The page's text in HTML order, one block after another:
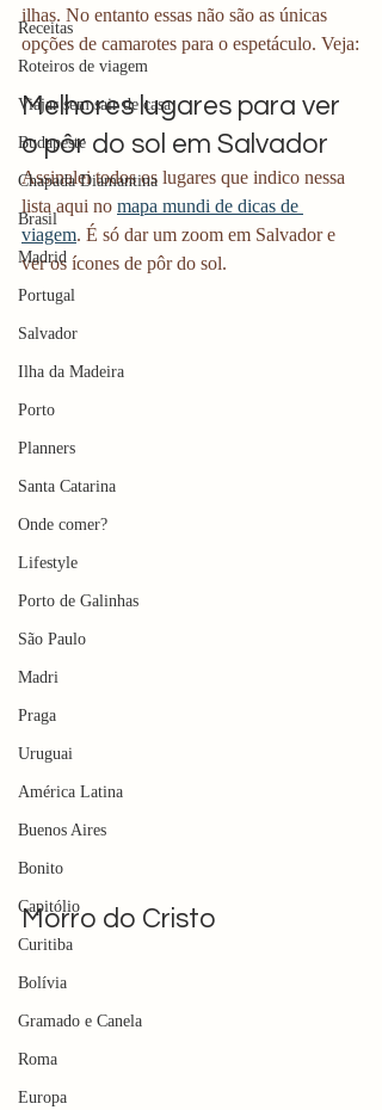
Receitas
Roteiros de viagem
Viajar sem sair de casa
Budapeste
Chapada Diamantina
Brasil
Madrid
Portugal
Salvador
Ilha da Madeira
Porto
Planners
Santa Catarina
Onde comer?
Lifestyle
Porto de Galinhas
São Paulo
Madri
Praga
Uruguai
América Latina
Buenos Aires
Bonito
Capitólio
Curitiba
Bolívia
Gramado e Canela
Roma
Europa
ilhas. No entanto essas não são as únicas
opções de camarotes para o espetáculo. Veja:
Melhores lugares para ver
o pôr do sol em Salvador
Assinalei todos os lugares que indico nessa
lista aqui no mapa mundi de dicas de
viagem. É só dar um zoom em Salvador e
ver os ícones de pôr do sol.
Morro do Cristo